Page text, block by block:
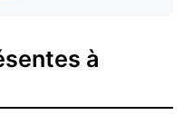
à